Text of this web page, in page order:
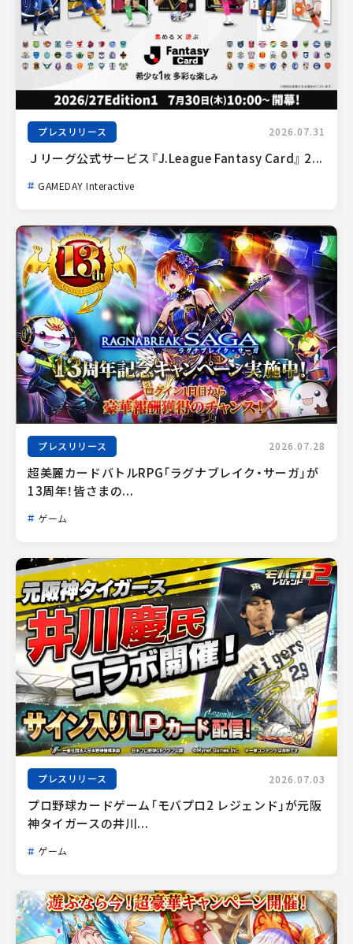
プレスリリース 2026.07.31
Ｊリーグ公式サービス『J.League Fantasy Card』 2...
GAMEDAY Interactive
プレスリリース 2026.07.28
超美麗カードバトルRPG「ラグナブレイク・サーガ」が
13周年！皆さまの...
ゲーム
プレスリリース 2026.07.03
プロ野球カードゲーム「モバプロ2 レジェンド」が元阪
神タイガースの井川...
ゲーム